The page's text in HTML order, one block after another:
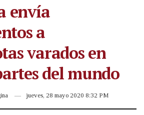
envía
a
varados en
del mundo
jueves, 28 mayo 2020 8:32 PM